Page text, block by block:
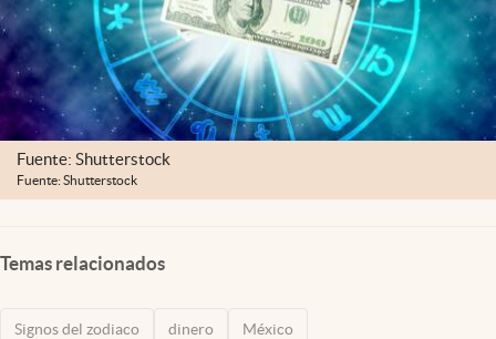
Fuente: Shutterstock
Fuente: Shutterstock
Temas relacionados
Signos del zodiaco dinero México